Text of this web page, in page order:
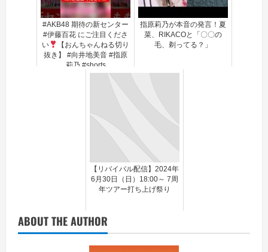
#AKB48 期待の新センター
#伊藤百花 にご注目くださ
い
【おんちゃんねる切り
抜き】 #向井地美音 #指原
莉乃 #shorts
指原莉乃が本音の発言！夏
菜、RIKACOと「〇〇の
毛、剃ってる？」
【リバイバル配信】2024年
6月30日（日）18:00～ 7周
年ツアー打ち上げ祭り
ABOUT THE AUTHOR